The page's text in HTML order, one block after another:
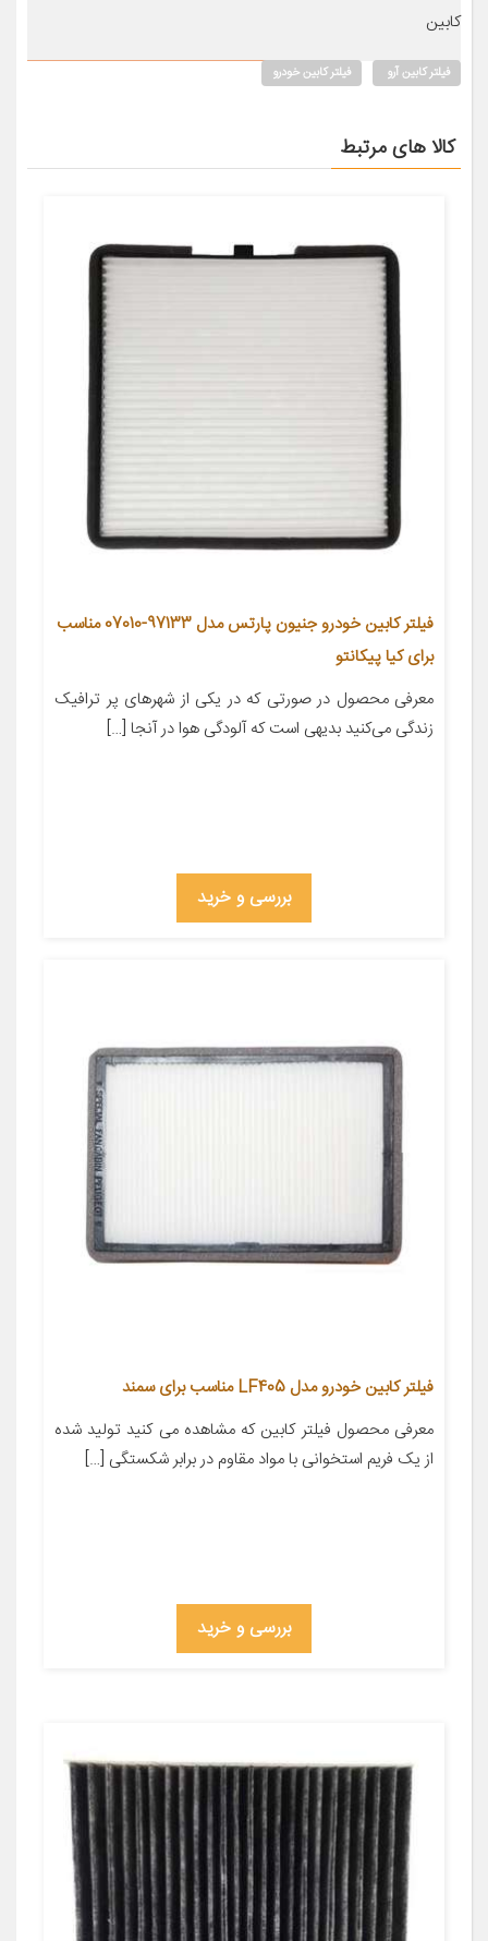
کابین
فیلتر کابین آرو فیلتر کابین خودرو
کالا های مرتبط
فیلتر کابین خودرو جنیون پارتس مدل 97133-07010 مناسب
برای کیا پیکانتو
معرفی محصول در صورتی که در یکی از شهر‌های پر ترافیک
زندگی می‌کنید بدیهی است که آلودگی هوا در آنجا […]
بررسی و خرید
فیلتر کابین خودرو مدل LF405 مناسب برای سمند
معرفی محصول فیلتر کابین که مشاهده می کنید تولید شده
از یک فریم استخوانی با مواد مقاوم در برابر شکستگی […]
بررسی و خرید